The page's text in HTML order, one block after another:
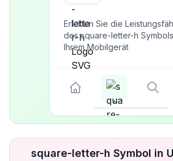
Erleben Sie die
des square-letter-h
Ihrem Mobilgerät
square-letter-h Symbol in